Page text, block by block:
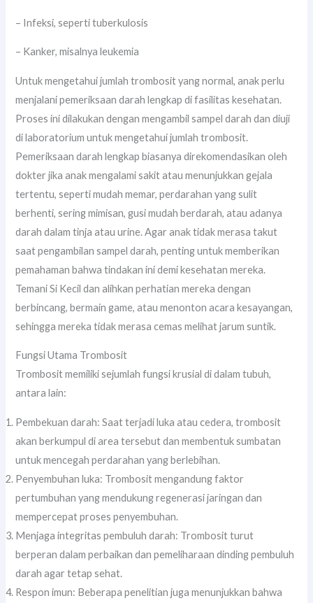
– Infeksi, seperti tuberkulosis
– Kanker, misalnya leukemia
Untuk mengetahui jumlah trombosit yang normal, anak perlu
menjalani pemeriksaan darah lengkap di fasilitas kesehatan.
Proses ini dilakukan dengan mengambil sampel darah dan diuji
di laboratorium untuk mengetahui jumlah trombosit.
Pemeriksaan darah lengkap biasanya direkomendasikan oleh
dokter jika anak mengalami sakit atau menunjukkan gejala
tertentu, seperti mudah memar, perdarahan yang sulit
berhenti, sering mimisan, gusi mudah berdarah, atau adanya
darah dalam tinja atau urine. Agar anak tidak merasa takut
saat pengambilan sampel darah, penting untuk memberikan
pemahaman bahwa tindakan ini demi kesehatan mereka.
Temani Si Kecil dan alihkan perhatian mereka dengan
berbincang, bermain game, atau menonton acara kesayangan,
sehingga mereka tidak merasa cemas melihat jarum suntik.
Fungsi Utama Trombosit
Trombosit memiliki sejumlah fungsi krusial di dalam tubuh,
antara lain:
Pembekuan darah: Saat terjadi luka atau cedera, trombosit
akan berkumpul di area tersebut dan membentuk sumbatan
untuk mencegah perdarahan yang berlebihan.
Penyembuhan luka: Trombosit mengandung faktor
pertumbuhan yang mendukung regenerasi jaringan dan
mempercepat proses penyembuhan.
Menjaga integritas pembuluh darah: Trombosit turut
berperan dalam perbaikan dan pemeliharaan dinding pembuluh
darah agar tetap sehat.
Respon imun: Beberapa penelitian juga menunjukkan bahwa